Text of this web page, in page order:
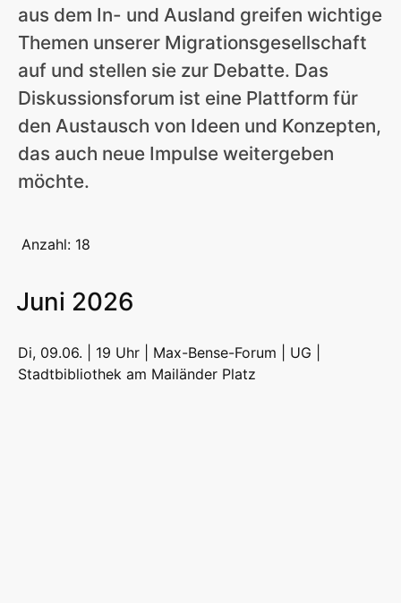
aus dem In- und Ausland greifen wichtige
Themen unserer Migrationsgesellschaft
auf und stellen sie zur Debatte. Das
Diskussionsforum ist eine Plattform für
den Austausch von Ideen und Konzepten,
das auch neue Impulse weitergeben
möchte.
Anzahl: 18
Juni 2026
Di, 09.06. | 19 Uhr | Max-Bense-Forum | UG |
Stadtbibliothek am Mailänder Platz